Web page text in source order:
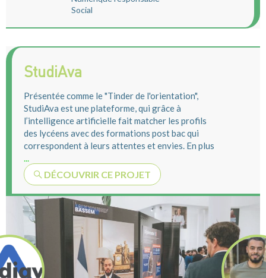
Social
StudiAva
Présentée comme le "Tinder de l'orientation",
StudiAva est une plateforme, qui grâce à
l’intelligence artificielle fait matcher les profils
des lycéens avec des formations post bac qui
correspondent à leurs attentes et envies. En plus
...
DÉCOUVRIR CE PROJET